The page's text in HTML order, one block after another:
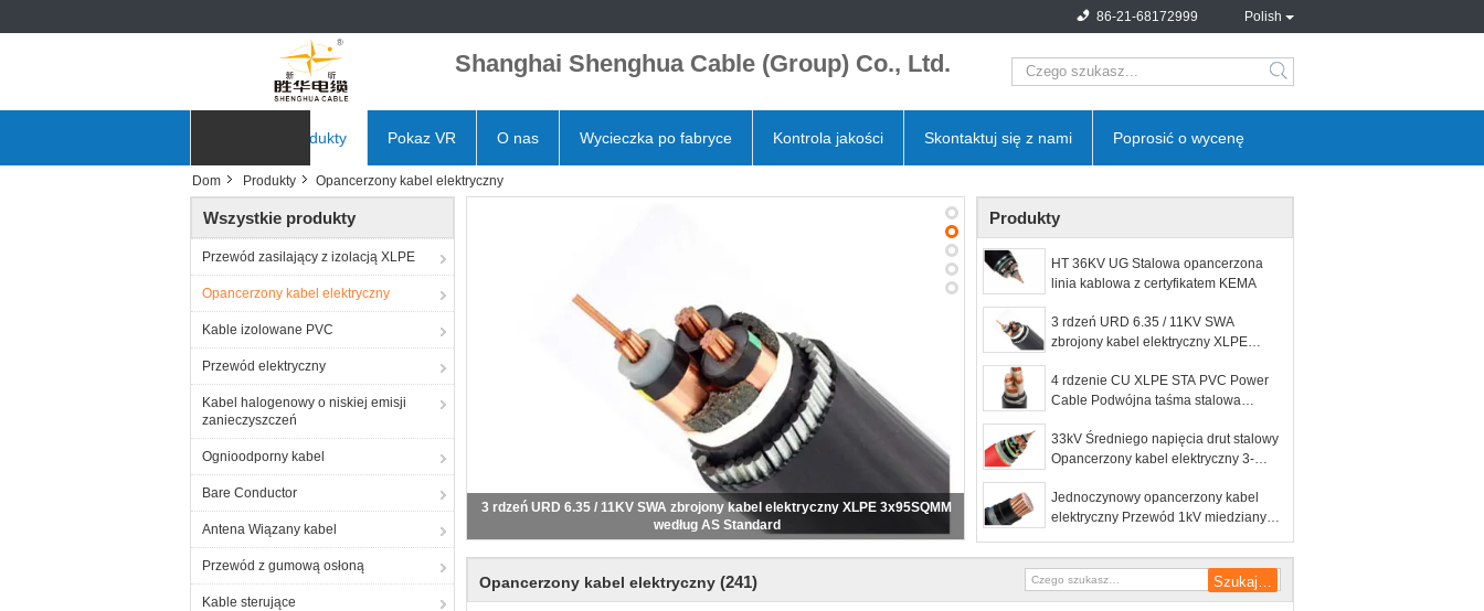
Polish
86-21-68172999
Shanghai Shenghua Cable (Group) Co., Ltd.
search
Produkty Pokaz VR O nas Wycieczka po fabryce Kontrola jakości Skontaktuj się z nami Poprosić o wycenę
Aktualności
Dom Produkty Opancerzony kabel elektryczny
Wszystkie produkty
Przewód zasilający z izolacją XLPE
Opancerzony kabel elektryczny
Kable izolowane PVC
Przewód elektryczny
Kabel halogenowy o niskiej emisji
zanieczyszczeń
Ognioodporny kabel
Bare Conductor
Antena Wiązany kabel
Przewód z gumową osłoną
Kable sterujące
3 rdzeń URD 6.35 / 11KV SWA zbrojony kabel elektryczny XLPE 3x95SQMM
według AS Standard
Produkty
HT 36KV UG Stalowa opancerzona
linia kablowa z certyfikatem KEMA
3 rdzeń URD 6.35 / 11KV SWA
zbrojony kabel elektryczny XLPE
4 rdzenie CU XLPE STA PVC Power
Cable Podwójna taśma stalowa
33kV Średniego napięcia drut stalowy
Opancerzony kabel elektryczny 3-
miedziany XLPE
Jednoczynowy opancerzony kabel
elektryczny Przewód 1kV miedziany
izolacji PVC
Opancerzony kabel elektryczny (241)